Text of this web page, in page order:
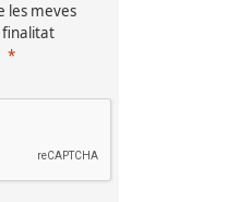
les meves
finalitat